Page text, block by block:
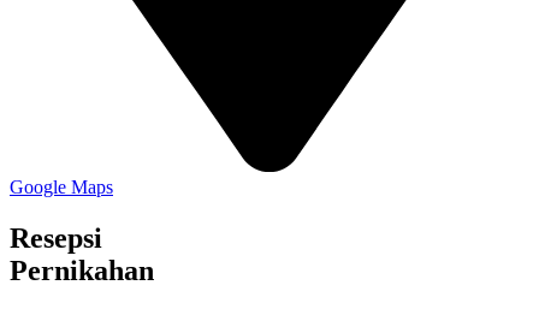
Google Maps
Resepsi
Pernikahan